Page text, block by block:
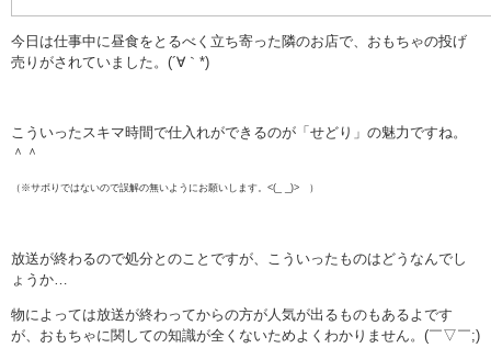
今日は仕事中に昼食をとるべく立ち寄った隣のお店で、おもちゃの投げ
売りがされていました。(´∀｀*)
こういったスキマ時間で仕入れができるのが「せどり」の魅力ですね。
＾＾
（※サボりではないので誤解の無いようにお願いします。<(_ _)> ）
放送が終わるので処分とのことですが、こういったものはどうなんでし
ょうか…
物によっては放送が終わってからの方が人気が出るものもあるよです
が、おもちゃに関しての知識が全くないためよくわかりません。(￣▽￣;)